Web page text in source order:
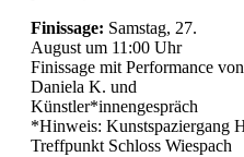
Finissage: Samstag, 27.
August um 11:00 Uhr
Finissage mit Performance von
Daniela K. und
Künstler*innengespräch
*Hinweis: Kunstspaziergang
Treffpunkt Schloss Wiespach